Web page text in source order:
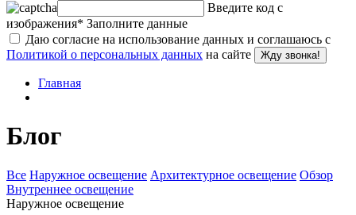
Введите код с
изображения* Заполните данные
Даю согласие на использование данных и соглашаюсь с
Политикой о персональных данных на сайте Жду звонка!
Главная
Блог
Все Наружное освещение Архитектурное освещение Обзор
Внутреннее освещение
Наружное освещение